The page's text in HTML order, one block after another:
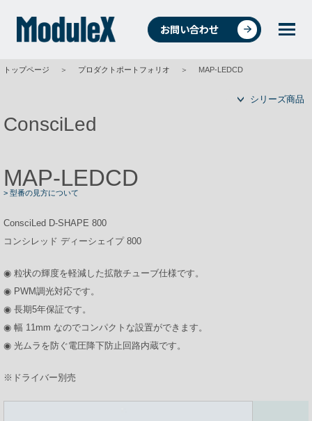
お問い合わせ
統合環境ソリューションについて
事例紹介
商品・データ検索
プロダクトポートフォリオ
コーポレートメッセージ
トップページ ＞ プロダクトポートフォリオ ＞ MAP-LEDCD
シリーズ商品
ConsciLed
MAP-LEDCD
> 型番の見方について
ConsciLed D-SHAPE 800
コンシレッド ディーシェイプ 800
◉ 粒状の輝度を軽減した拡散チューブ仕様です。
◉ PWM調光対応です。
◉ 長期5年保証です。
◉ 幅 11mm なのでコンパクトな設置ができます。
◉ 光ムラを防ぐ電圧降下防止回路内蔵です。
※ドライバー別売